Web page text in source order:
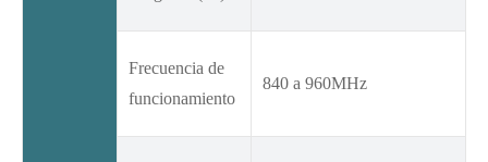
Frecuencia de
funcionamiento
840 a 960MHz